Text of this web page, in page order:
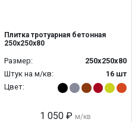
Плитка тротуарная бетонная
250х250х80
Размер:
250х250х80
Штук на м/кв:
16 шт
Цвет:
1 050 ₽ м/кв